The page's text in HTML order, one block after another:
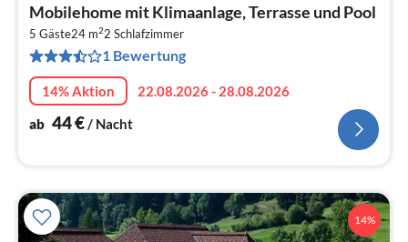
Mobilehome mit Klimaanlage, Terrasse und Pool
5 Gäste24 m22 Schlafzimmer
1 Bewertung
14% Aktion
22.08.2026 - 28.08.2026
ab 44€/ Nacht
14%